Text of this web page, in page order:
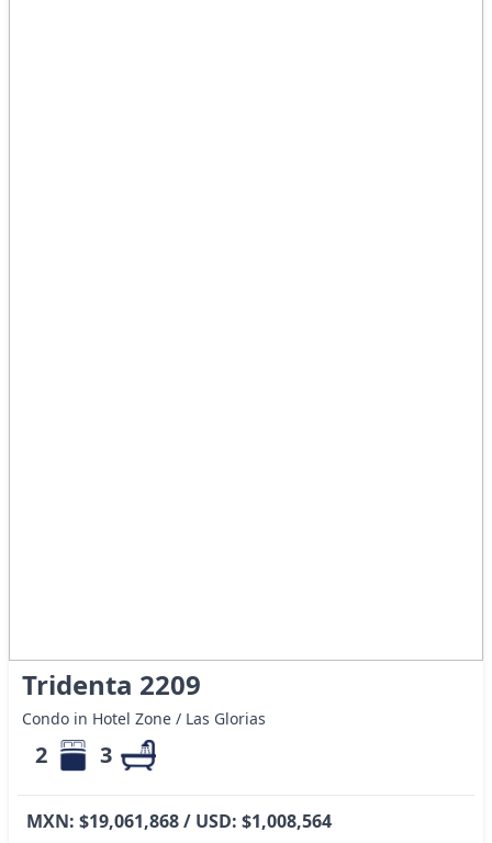
Tridenta 2209
Condo in Hotel Zone / Las Glorias
2 3
MXN: $19,061,868 / USD: $1,008,564